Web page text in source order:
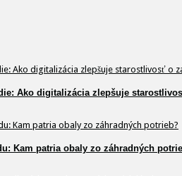
Ako digitalizácia zlepšuje
Kam patria obaly zo záhradných